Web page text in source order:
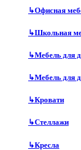
↳Офисная
↳Школьная
↳Мебель для
↳Мебель для
↳Кровати
↳Стеллажи
↳Кресла